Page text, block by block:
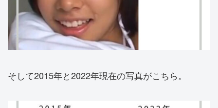
そして2015年と2022年現在の写真がこちら。